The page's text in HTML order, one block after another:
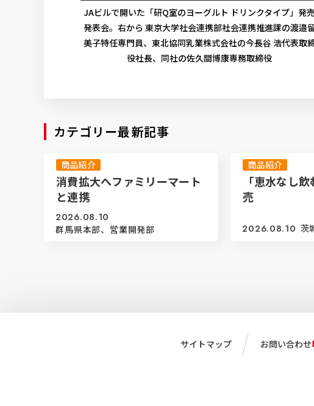
JAビルで開いた「研Q室のヨーグルト ドリンクタイプ」発売
発表会。右から 東京大学社会連携部社会連携推進課の渡邉
美子特任専門員、東北協同乳業株式会社の今長谷 浩代表取
役社長、同社の佐久間博康専務取締役
カテゴリー最新記事
商品紹介
消費拡大へファミリーマート
と連携
2026.08.10
群馬県本部、営業開発部
商品紹介
「恵水なし
売
2026.08.10 茨
サイトマップ お問い合わせ